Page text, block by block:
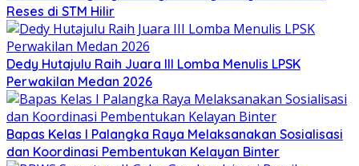
Reses di STM Hilir
Dedy Hutajulu Raih Juara III Lomba Menulis LPSK
Perwakilan Medan 2026
Bapas Kelas I Palangka Raya Melaksanakan Sosialisasi
dan Koordinasi Pembentukan Kelayan Binter